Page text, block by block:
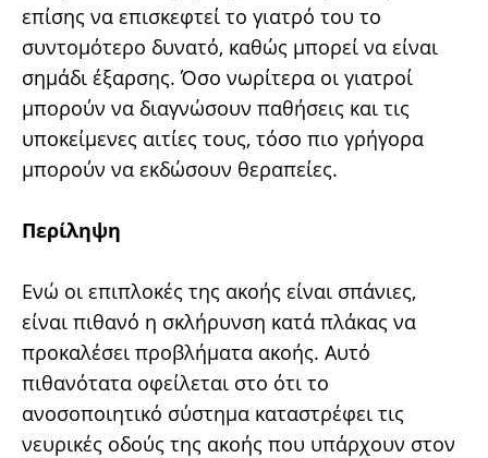
επίσης να επισκεφτεί το γιατρό του το
συντομότερο δυνατό, καθώς μπορεί να είναι
σημάδι έξαρσης. Όσο νωρίτερα οι γιατροί
μπορούν να διαγνώσουν παθήσεις και τις
υποκείμενες αιτίες τους, τόσο πιο γρήγορα
μπορούν να εκδώσουν θεραπείες.
Περίληψη
Ενώ οι επιπλοκές της ακοής είναι σπάνιες,
είναι πιθανό η σκλήρυνση κατά πλάκας να
προκαλέσει προβλήματα ακοής. Αυτό
πιθανότατα οφείλεται στο ότι το
ανοσοποιητικό σύστημα καταστρέφει τις
νευρικές οδούς της ακοής που υπάρχουν στον